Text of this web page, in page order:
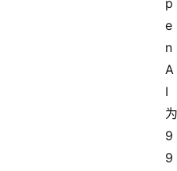
p
e
n
A
I
为
9
9